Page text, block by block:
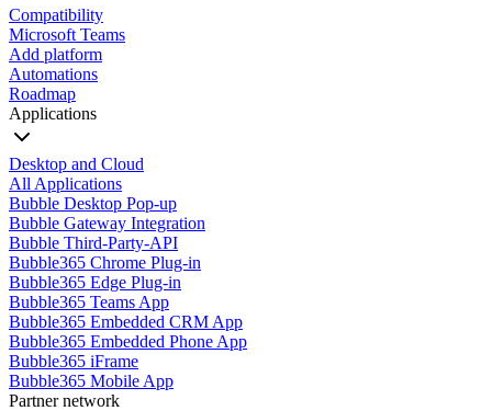
Compatibility
Microsoft Teams
Add platform
Automations
Roadmap
Applications
Desktop and Cloud
All Applications
Bubble Desktop Pop-up
Bubble Gateway Integration
Bubble Third-Party-API
Bubble365 Chrome Plug-in
Bubble365 Edge Plug-in
Bubble365 Teams App
Bubble365 Embedded CRM App
Bubble365 Embedded Phone App
Bubble365 iFrame
Bubble365 Mobile App
Partner network